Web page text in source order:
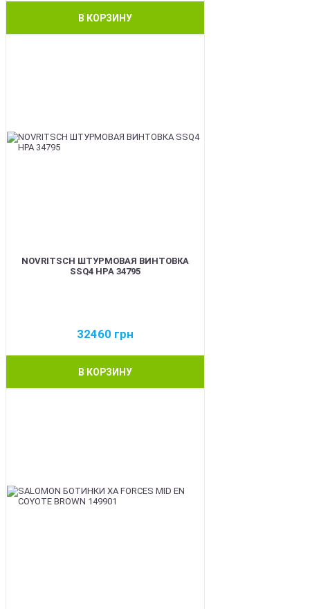
В КОРЗИНУ
NOVRITSCH ШТУРМОВАЯ ВИНТОВКА
SSQ4 HPA 34795
32460 грн
В КОРЗИНУ